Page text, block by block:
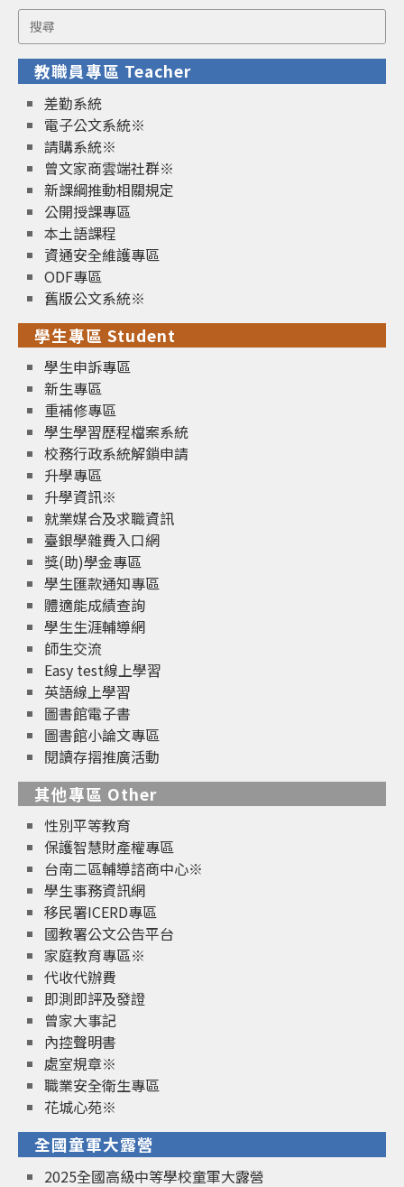
Search
for:
教職員專區 Teacher
差勤系統
電子公文系統※
請購系統※
曾文家商雲端社群※
新課綱推動相關規定
公開授課專區
本土語課程
資通安全維護專區
ODF專區
舊版公文系統※
學生專區 Student
學生申訴專區
新生專區
重補修專區
學生學習歷程檔案系統
校務行政系統解鎖申請
升學專區
升學資訊※
就業媒合及求職資訊
臺銀學雜費入口網
獎(助)學金專區
學生匯款通知專區
體適能成績查詢
學生生涯輔導網
師生交流
Easy test線上學習
英語線上學習
圖書館電子書
圖書館小論文專區
閱讀存摺推廣活動
其他專區 Other
性別平等教育
保護智慧財產權專區
台南二區輔導諮商中心※
學生事務資訊網
移民署ICERD專區
國教署公文公告平台
家庭教育專區※
代收代辦費
即測即評及發證
曾家大事記
內控聲明書
處室規章※
職業安全衛生專區
花城心苑※
全國童軍大露營
2025全國高級中等學校童軍大露營